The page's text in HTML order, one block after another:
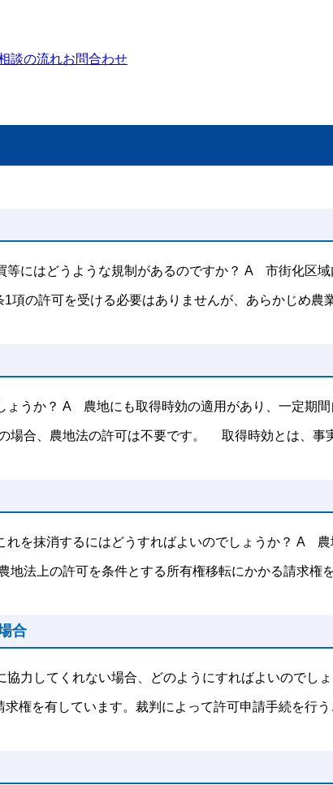
談の流れお問合わせ
にはどうような規制があるのですか？ A 市街化区域
項の許可を受ける必要はありませんが、あらかじめ農
うか？ A 農地にも取得時効の適用があり、一定期間
場合、農地法の許可は不要です。 取得時効とは、事
を抹消するにはどうすればよいのでしょうか？ A 農
地法上の許可を条件とする所有権移転にかかる請求権
合
力してくれない場合、どのようにすればよいのでしょ
権を有しています。裁判によって許可申請手続を行う